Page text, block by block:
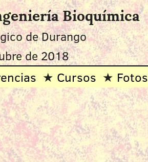
Bioquímica
de Durango
de 2018
Cursos Fotos